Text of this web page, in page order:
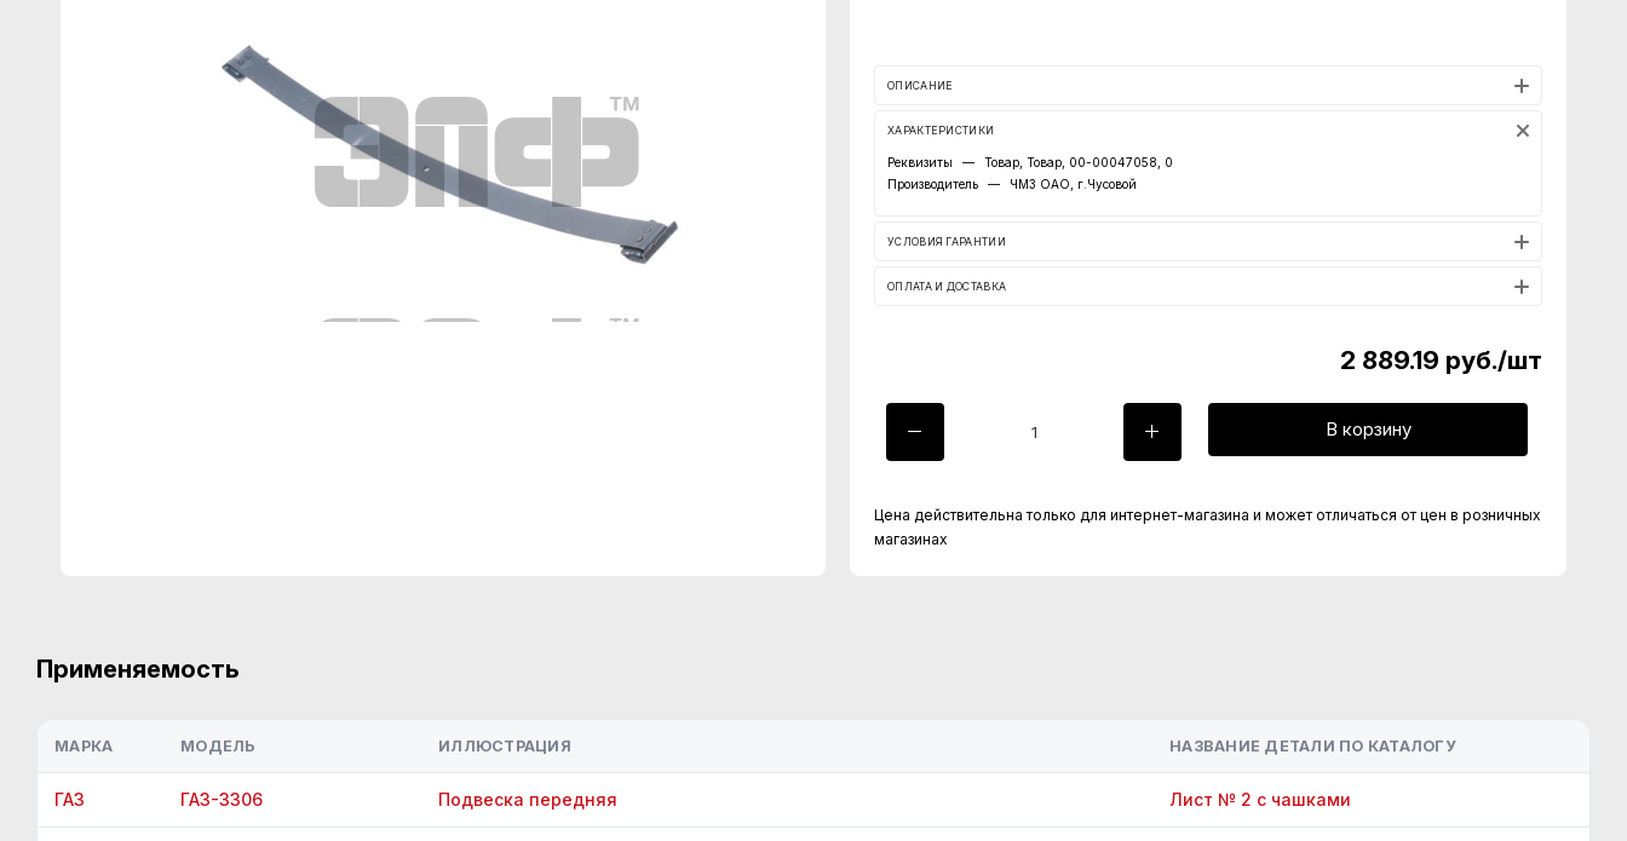
ОПИСАНИЕ
ХАРАКТЕРИСТИКИ
Реквизиты —
Товар, Товар, 00-00047058, 0
Производитель
— ЧМЗ ОАО, г.Чусовой
УСЛОВИЯ ГАРАНТИИ
ОПЛАТА И ДОСТАВКА
2 889.19 руб./шт
В корзину
Цена действительна только для интернет-магазина и может отличаться от цен в розничных
магазинах
Применяемость
МАРКА МОДЕЛЬ ИЛЛЮСТРАЦИЯ НАЗВАНИЕ ДЕТАЛИ ПО КАТАЛОГУ
ГАЗ ГАЗ-3306 Подвеска передняя Лист № 2 с чашками